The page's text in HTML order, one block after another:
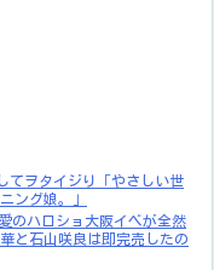
てヲタイジり「やさしい世
ング娘。」
のハロショ大阪イベが全然
と石山咲良は即完売したの